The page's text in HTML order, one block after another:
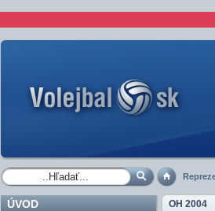
ÚVOD
OH 2004